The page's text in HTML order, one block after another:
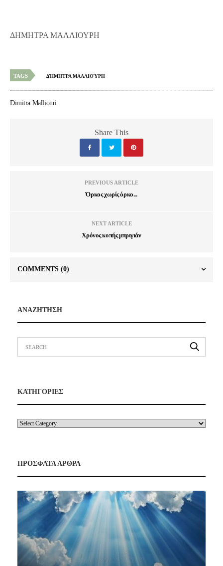
ΔΗΜΗΤΡΑ ΜΑΛΛΙΟΥΡΗ
TAGS ΔΉΜΗΤΡΑ ΜΑΛΛΙΟΎΡΗ
Dimitra Malliouri
Share This
PREVIOUS ARTICLE
Όρκος χωρίς όρκο...
NEXT ARTICLE
Χρόνος κοπής μπριγιάν
COMMENTS (0)
ΑΝΑΖΗΤΗΣΗ
ΚΑΤΗΓΟΡΙΕΣ
ΠΡΟΣΦΑΤΑ ΑΡΘΡΑ